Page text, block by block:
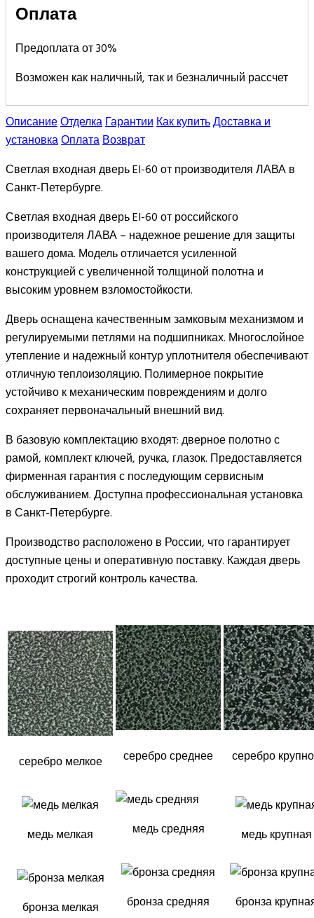
Оплата
Предоплата от 30%
Возможен как наличный, так и безналичный рассчет
ОписаниеОтделкаГарантииКак купитьДоставка и
установкаОплатаВозврат
Светлая входная дверь EI-60 от производителя ЛАВА в
Санкт-Петербурге.
Светлая входная дверь EI-60 от российского
производителя ЛАВА – надежное решение для защиты
вашего дома. Модель отличается усиленной
конструкцией с увеличенной толщиной полотна и
высоким уровнем взломостойкости.
Дверь оснащена качественным замковым механизмом и
регулируемыми петлями на подшипниках. Многослойное
утепление и надежный контур уплотнителя обеспечивают
отличную теплоизоляцию. Полимерное покрытие
устойчиво к механическим повреждениям и долго
сохраняет первоначальный внешний вид.
В базовую комплектацию входят: дверное полотно с
рамой, комплект ключей, ручка, глазок. Предоставляется
фирменная гарантия с последующим сервисным
обслуживанием. Доступна профессиональная установка
в Санкт-Петербурге.
Производство расположено в России, что гарантирует
доступные цены и оперативную поставку. Каждая дверь
проходит строгий контроль качества.
серебро мелкое серебро среднее серебро
медь мелкая медь средняя медь крупная
бронза мелкая бронза средняя бронза